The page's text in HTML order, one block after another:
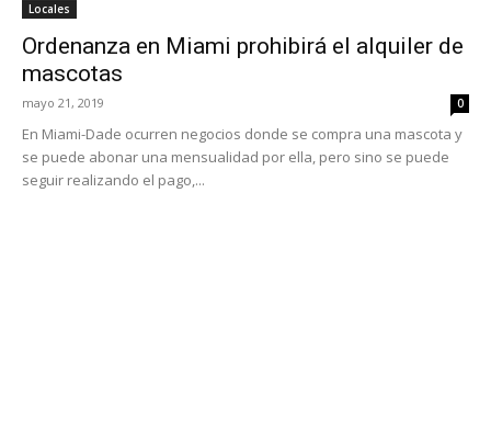
Locales
Ordenanza en Miami prohibirá el alquiler de
mascotas
mayo 21, 2019 0
En Miami-Dade ocurren negocios donde se compra una mascota y
se puede abonar una mensualidad por ella, pero sino se puede
seguir realizando el pago,...